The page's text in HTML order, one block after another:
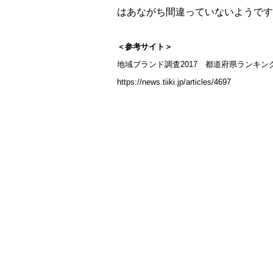
はあながち間違っていないようで
＜参考サイト＞
地域ブランド調査2017 都道府県ランキン
https://news.tiiki.jp/articles/4697